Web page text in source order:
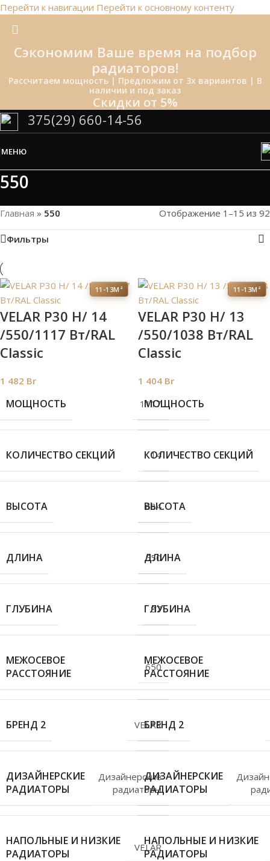
Перейти к навигации Перейти к основному контенту
Сэкономим Ваше время на подбор
радиаторов!
Рассчитаем мощность | Предложим от 3х вариантов | В
наличии и под заказ
Скидки от 5%
375(29) 660-14-56
МЕНЮ
550
Главная » 550 Отображение 1–15 из 92
Фильтры
11-13М²
VELAR P30 H/ 14
/550/1117 Вт/RAL
Classic
1 482 Br
МОЩНОСТЬ 1117
КОЛИЧЕСТВО СЕКЦИЙ 14
ВЫСОТА 684
ДЛИНА 550
ГЛУБИНА 87
МЕЖОСЕВОЕ
РАССТОЯНИЕ
650
БРЕНД 2 VELAR
ДИЗАЙНЕРСКИЕ
РАДИАТОРЫ
Дизайнерские
радиаторы
НАПОЛЬНЫЕ И НИЗКИЕ
РАДИАТОРЫ
VELAR
11-13М²
VELAR P30 H/ 13
/550/1038 Вт/RAL
Classic
1 404 Br
МОЩНОСТЬ
КОЛИЧЕСТВО СЕКЦИЙ
ВЫСОТА
ДЛИНА
ГЛУБИНА
МЕЖОСЕВОЕ
РАССТОЯНИЕ
БРЕНД 2
ДИЗАЙНЕРСКИЕ
РАДИАТОРЫ
НАПОЛЬНЫЕ И НИЗКИЕ
РАДИАТОРЫ